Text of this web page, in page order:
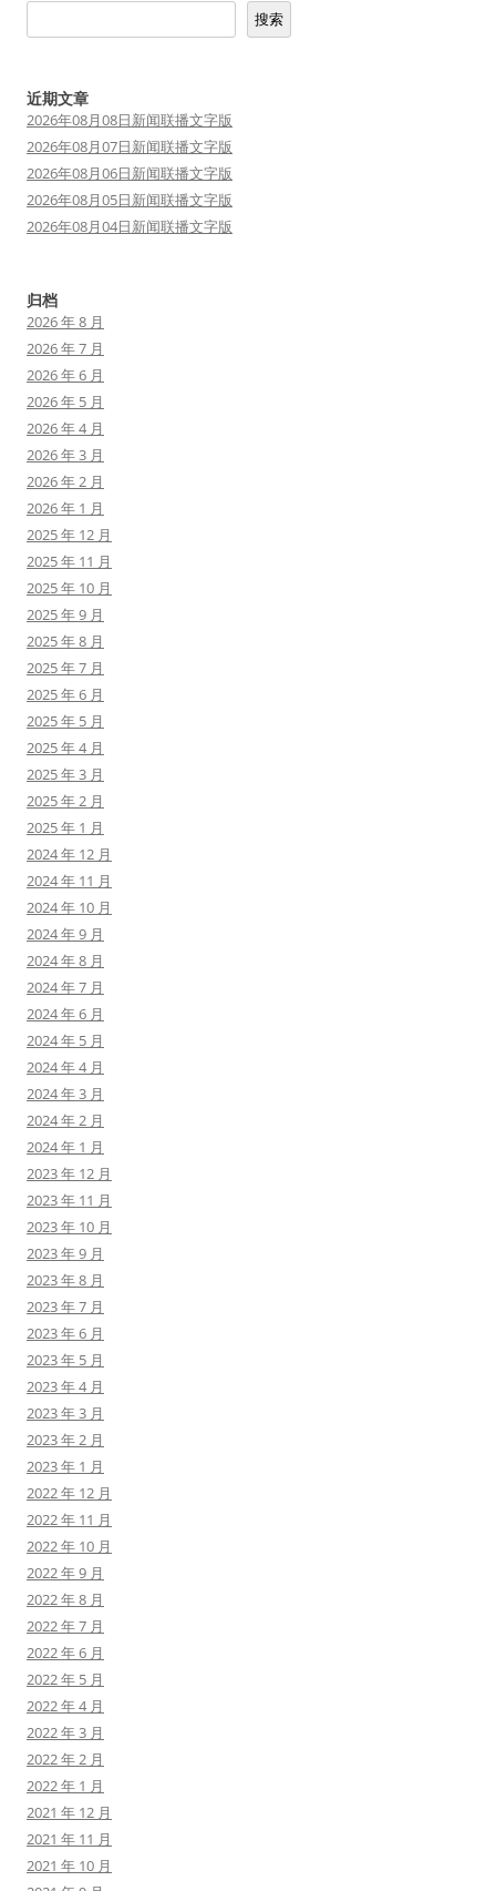
搜索
近期文章
2026年08月08日新闻联播文字版
2026年08月07日新闻联播文字版
2026年08月06日新闻联播文字版
2026年08月05日新闻联播文字版
2026年08月04日新闻联播文字版
归档
2026 年 8 月
2026 年 7 月
2026 年 6 月
2026 年 5 月
2026 年 4 月
2026 年 3 月
2026 年 2 月
2026 年 1 月
2025 年 12 月
2025 年 11 月
2025 年 10 月
2025 年 9 月
2025 年 8 月
2025 年 7 月
2025 年 6 月
2025 年 5 月
2025 年 4 月
2025 年 3 月
2025 年 2 月
2025 年 1 月
2024 年 12 月
2024 年 11 月
2024 年 10 月
2024 年 9 月
2024 年 8 月
2024 年 7 月
2024 年 6 月
2024 年 5 月
2024 年 4 月
2024 年 3 月
2024 年 2 月
2024 年 1 月
2023 年 12 月
2023 年 11 月
2023 年 10 月
2023 年 9 月
2023 年 8 月
2023 年 7 月
2023 年 6 月
2023 年 5 月
2023 年 4 月
2023 年 3 月
2023 年 2 月
2023 年 1 月
2022 年 12 月
2022 年 11 月
2022 年 10 月
2022 年 9 月
2022 年 8 月
2022 年 7 月
2022 年 6 月
2022 年 5 月
2022 年 4 月
2022 年 3 月
2022 年 2 月
2022 年 1 月
2021 年 12 月
2021 年 11 月
2021 年 10 月